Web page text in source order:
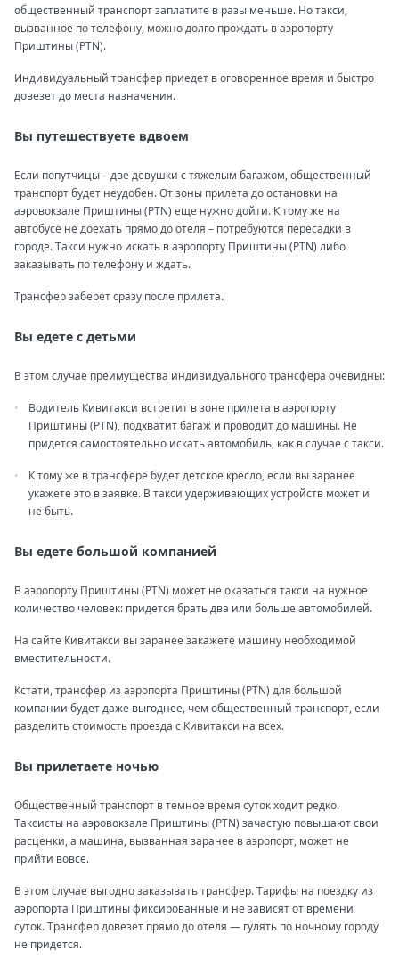
общественный транспорт заплатите в разы меньше. Но такси,
вызванное по телефону, можно долго прождать в аэропорту
Приштины (PTN).
Индивидуальный трансфер приедет в оговоренное время и быстро
довезет до места назначения.
Вы путешествуете вдвоем
Если попутчицы – две девушки с тяжелым багажом, общественный
транспорт будет неудобен. От зоны прилета до остановки на
аэровокзале Приштины (PTN) еще нужно дойти. К тому же на
автобусе не доехать прямо до отеля – потребуются пересадки в
городе. Такси нужно искать в аэропорту Приштины (PTN) либо
заказывать по телефону и ждать.
Трансфер заберет сразу после прилета.
Вы едете с детьми
В этом случае преимущества индивидуального трансфера очевидны:
Водитель Кивитакси встретит в зоне прилета в аэропорту
Приштины (PTN), подхватит багаж и проводит до машины. Не
придется самостоятельно искать автомобиль, как в случае с такси.
К тому же в трансфере будет детское кресло, если вы заранее
укажете это в заявке. В такси удерживающих устройств может и
не быть.
Вы едете большой компанией
В аэропорту Приштины (PTN) может не оказаться такси на нужное
количество человек: придется брать два или больше автомобилей.
На сайте Кивитакси вы заранее закажете машину необходимой
вместительности.
Кстати, трансфер из аэропорта Приштины (PTN) для большой
компании будет даже выгоднее, чем общественный транспорт, если
разделить стоимость проезда с Кивитакси на всех.
Вы прилетаете ночью
Общественный транспорт в темное время суток ходит редко.
Таксисты на аэровокзале Приштины (PTN) зачастую повышают свои
расценки, а машина, вызванная заранее в аэропорт, может не
прийти вовсе.
В этом случае выгодно заказывать трансфер. Тарифы на поездку из
аэропорта Приштины фиксированные и не зависят от времени
суток. Трансфер довезет прямо до отеля — гулять по ночному городу
не придется.